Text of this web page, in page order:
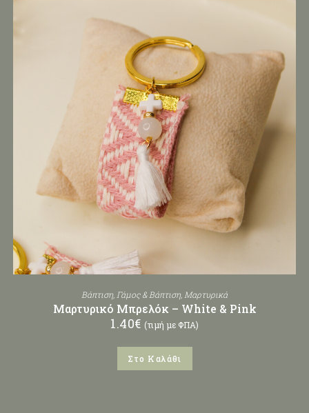
Βάπτιση,Γάμος & Βάπτιση,Μαρτυρικά
Μαρτυρικό Μπρελόκ – White & Pink
1.40€ (τιμή με ΦΠΑ)
Στο Καλάθι